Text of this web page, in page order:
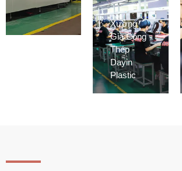
Xưởng
Gia Công
Thép -
Dayin
Plastic